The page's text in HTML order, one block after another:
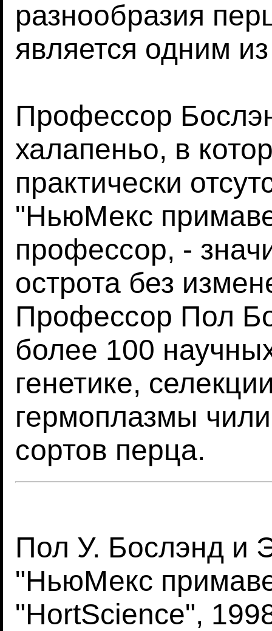
разнообразия
является одним
Профессор
халапеньо, в
практически
"НьюМекс
профессор, -
острота без
Профессор Пол
более 100
генетике,
гермоплазмы
сортов перца.
Пол У. Бослэнд и
"НьюМекс
"HortScience",